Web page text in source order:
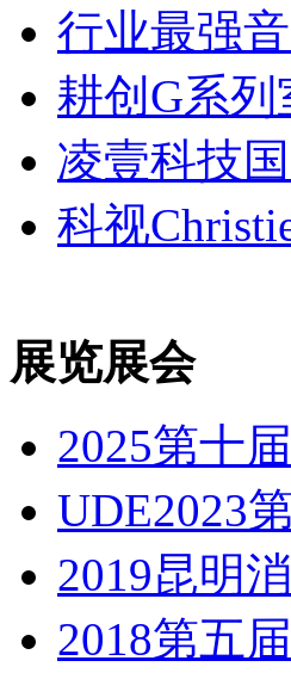
行业最强
耕创G系
凌壹科技
科视
展览展会
2025第十
UDE2023
2019昆明
2018第五